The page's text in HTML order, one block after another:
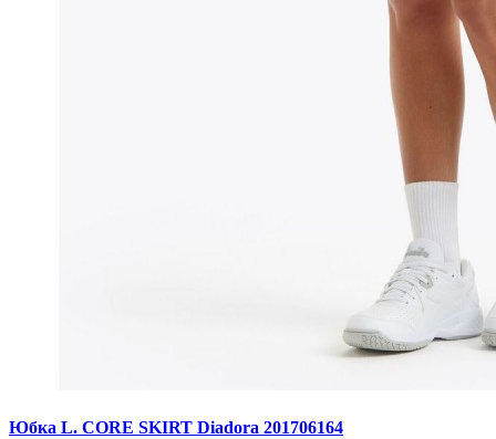
Юбка L. CORE SKIRT Diadora 201706164